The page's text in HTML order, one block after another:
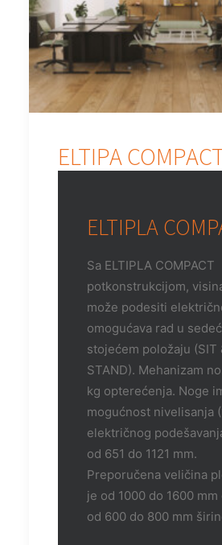
ELTIPA
ELTIPLA
Sa ELTIPLA COMPACT
potkonstrukcijom,
može podesiti
omogućava rad u
stojećem položaju (SIT
STAND). Mehanizam
kg opterećenja. Noge
mogućnost nivelisanja
električnog
od 651 do 1121 mm.
Preporučena veličina
je od 1000 do 1600
od 600 do 800 mm